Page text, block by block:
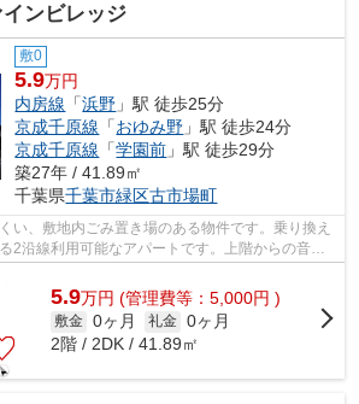
インビレッジ
敷0
5.9万円
内房線 「浜野 」駅 徒歩25分
京成千原線 「おゆみ野 」駅 徒歩24分
京成千原線 「学園前 」駅 徒歩29分
築27年 / 41.89㎡
千葉県千葉市緑区古市場町
い、敷地内ごみ置き場のある物件です。乗り換え
2沿線利用可能なアパートです。上階からの音が
大のメリット...
5.9万円 (管理費等：5,000円 )
敷金 0ヶ月 礼金 0ヶ月
2階 / 2DK / 41.89㎡